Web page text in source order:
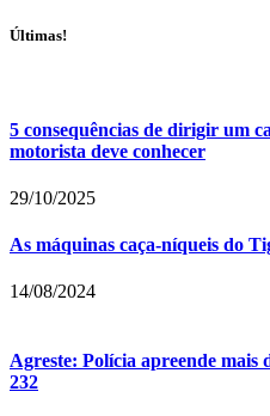
Últimas!
5 consequências de dirigir um
motorista deve conhecer
29/10/2025
As máquinas caça-níqueis do
14/08/2024
Agreste: Polícia apreende mais
232